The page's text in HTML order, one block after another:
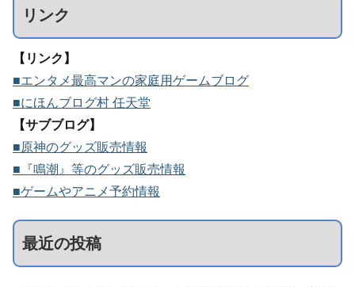
リンク
【リンク】
■エンタメ最高マンの家庭用ゲームブログ
■にほんブログ村 任天堂
【サブブログ】
■原神のグッズ販売情報
■『鳴潮』等のグッズ販売情報
■ゲームやアニメ予約情報
最近の投稿